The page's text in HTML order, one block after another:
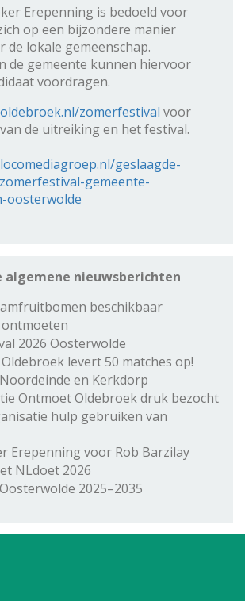
Erepenning is bedoeld voor
op een bijzondere manier
de lokale gemeenschap.
de gemeente kunnen hiervoor
voordragen.
zomerfestival voor
de uitreiking en het festival.
geslaagde-
gemeente-
oosterwolde
algemene nieuwsberichten
beschikbaar
2026 Oosterwolde
levert 50 matches op!
en Kerkdorp
Ontmoet Oldebroek druk bezocht
hulp gebruiken van
Erepenning voor Rob Barzilay
NLdoet 2026
2025–2035